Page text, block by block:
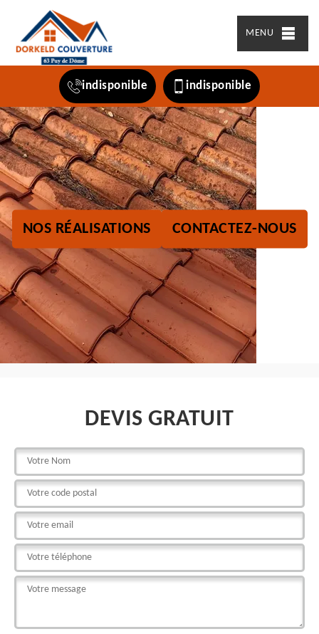
MENU
indisponible indisponible
NOS RÉALISATIONS CONTACTEZ-NOUS
DEVIS GRATUIT